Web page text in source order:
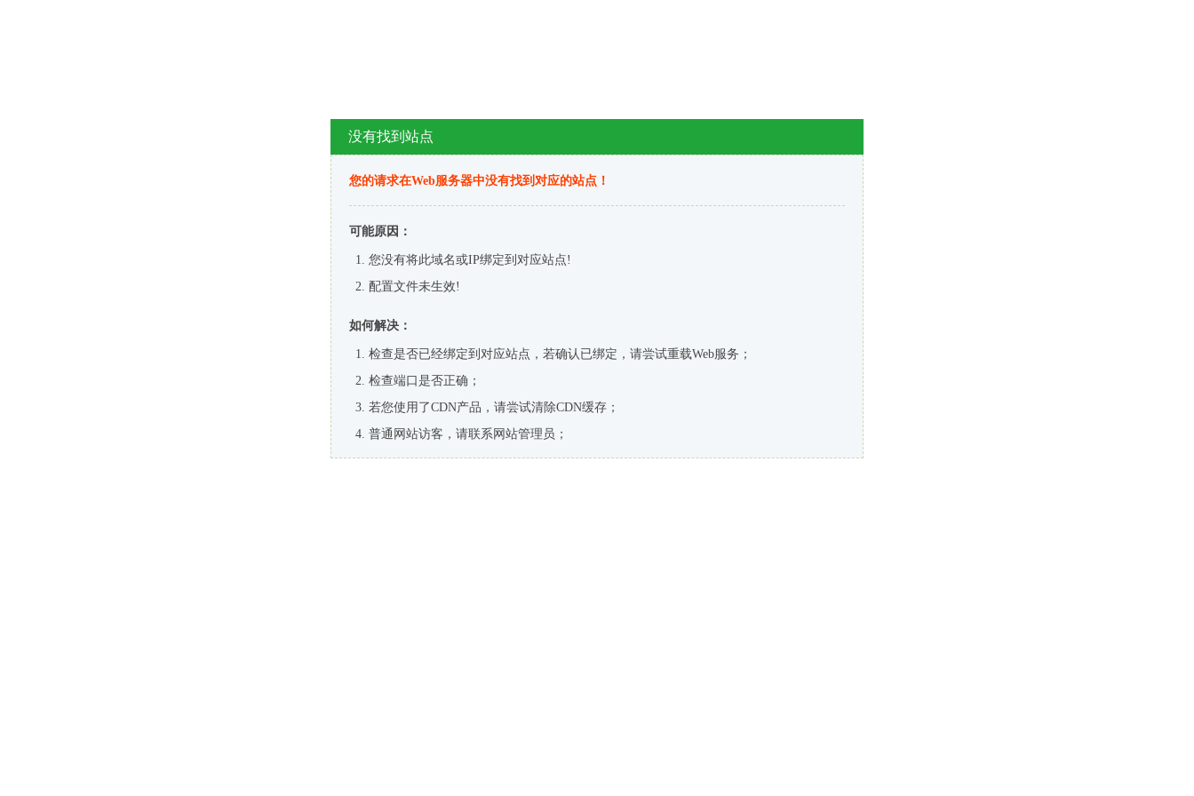
没有找到站点
您的请求在Web服务器中没有找到对应的站点！
可能原因：
您没有将此域名或IP绑定到对应站点!
配置文件未生效!
如何解决：
检查是否已经绑定到对应站点，若确认已绑定，请尝试重载Web服务；
检查端口是否正确；
若您使用了CDN产品，请尝试清除CDN缓存；
普通网站访客，请联系网站管理员；